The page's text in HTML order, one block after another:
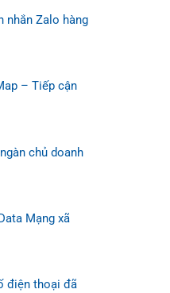
nhắn Zalo hàng
– Tiếp cận
chủ doanh
Mạng xã
điện thoại đã